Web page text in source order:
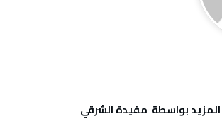
‫‫المزيد بواسطة‬ ‬ مفيدة الشرقي